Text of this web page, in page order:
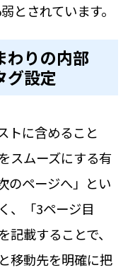
とされています。
わりの内部
グ設定
トに含めること
スムーズにする有
のページへ」とい
、「3ページ目
載することで、
移動先を明確に把